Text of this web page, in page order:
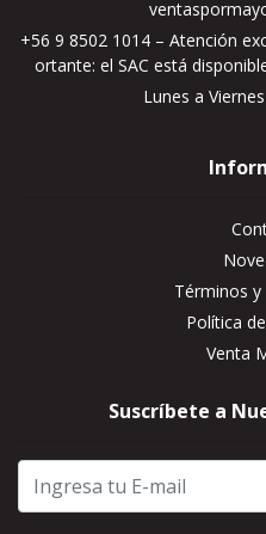
+56 9 8502 1014 – Atención
ortante: el SAC está
Lunes a
Términos y
Política
Venta
Suscríbete a